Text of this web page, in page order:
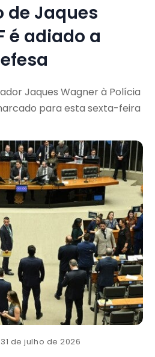
de Jaques
é adiado a
Jaques Wagner à Polícia
para esta sexta-feira
31 de julho de 2026